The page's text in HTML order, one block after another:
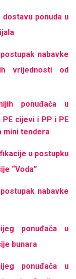
ponuda u
nabavke
vrijednosti od
ponuđača u
cijevi i PP i PE
mini tendera
u postupku
“Voda”
nabavke
ponuđača u
bunara
ponuđača u